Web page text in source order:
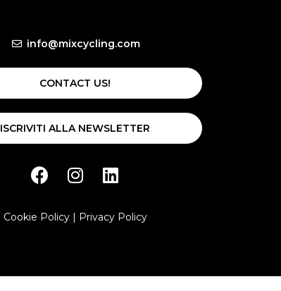
info@mixcycling.com
CONTACT US!
ISCRIVITI ALLA NEWSLETTER
Cookie Policy| Privacy Policy